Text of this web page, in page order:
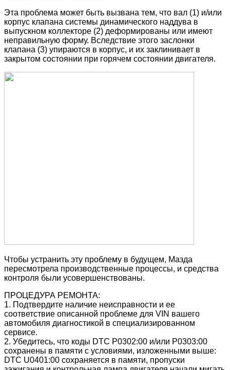
Эта проблема может быть вызвана тем, что вал (1) и/или
корпус клапана системы динамического наддува в
выпускном коллекторе (2) деформированы или имеют
неправильную форму. Вследствие этого заслонки
клапана (3) упираются в корпус, и их заклинивает в
закрытом состоянии при горячем состоянии двигателя.
Чтобы устранить эту проблему в будущем, Мазда
пересмотрела производственные процессы, и средства
контроля были усовершенствованы.
ПРОЦЕДУРА РЕМОНТА:
1. Подтвердите наличие неисправности и ее
соответствие описанной проблеме для VIN вашего
автомобиля диагностикой в специализированном
сервисе.
2. Убедитесь, что коды DTC P0302:00 и/или P0303:00
сохранены в памяти с условиями, изложенными выше:
DTC U0401:00 сохраняется в памяти, пропуски